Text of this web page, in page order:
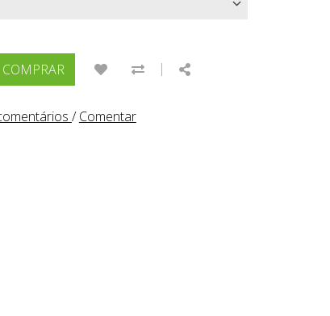
COMPRAR
ADICIONAR À LISTA DE DESEJOS
COMPARAR ESTE PRODUTO
| SHARE
/Comentar